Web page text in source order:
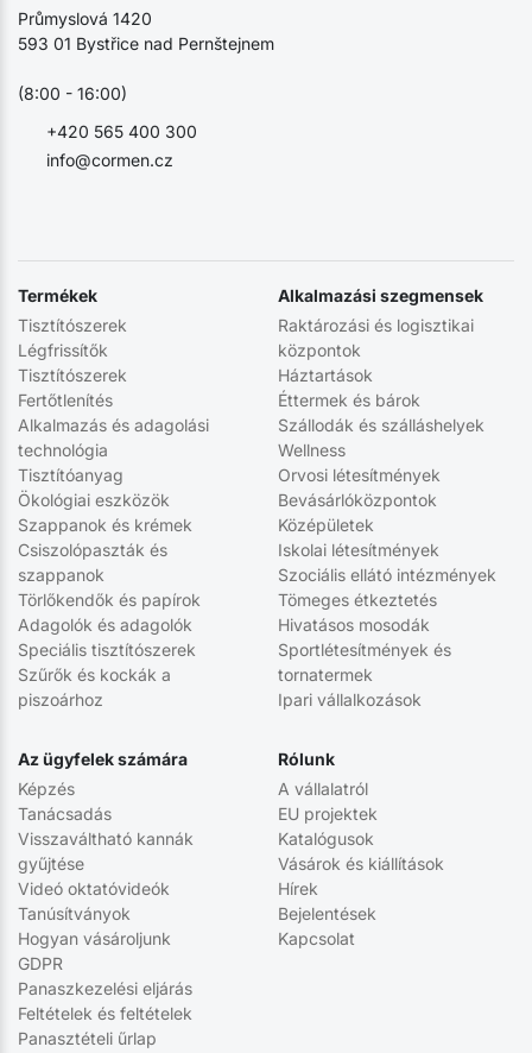
info@cormen.cz
+420 565 400 300
Průmyslová 1420
593 01 Bystřice nad Pernštejnem
(8:00 - 16:00)
Termékek
Tisztítószerek
Légfrissítők
Tisztítószerek
Fertőtlenítés
Alkalmazás és adagolási
technológia
Tisztítóanyag
Ökológiai eszközök
Szappanok és krémek
Csiszolópaszták és
szappanok
Törlőkendők és papírok
Adagolók és adagolók
Speciális tisztítószerek
Szűrők és kockák a
piszoárhoz
Alkalmazási szegmensek
Raktározási és logisztikai
központok
Háztartások
Éttermek és bárok
Szállodák és szálláshelyek
Wellness
Orvosi létesítmények
Bevásárlóközpontok
Középületek
Iskolai létesítmények
Szociális ellátó intézmények
Tömeges étkeztetés
Hivatásos mosodák
Sportlétesítmények és
tornatermek
Ipari vállalkozások
Az ügyfelek számára
Képzés
Tanácsadás
Visszaváltható kannák
gyűjtése
Videó oktatóvideók
Tanúsítványok
Hogyan vásároljunk
GDPR
Panaszkezelési eljárás
Feltételek és feltételek
Panasztételi űrlap
Rólunk
A vállalatról
EU projektek
Katalógusok
Vásárok és kiállítások
Hírek
Bejelentések
Kapcsolat